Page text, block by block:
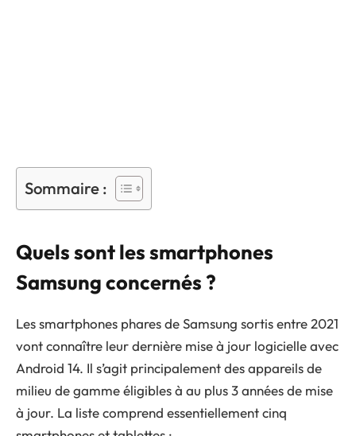
Sommaire :
Quels sont les smartphones
Samsung concernés ?
Les smartphones phares de Samsung sortis entre 2021
vont connaître leur dernière mise à jour logicielle avec
Android 14. Il s’agit principalement des appareils de
milieu de gamme éligibles à au plus 3 années de mise
à jour. La liste comprend essentiellement cinq